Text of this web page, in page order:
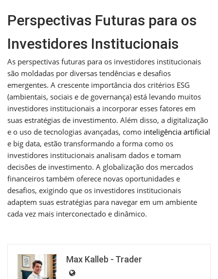
Perspectivas Futuras para os
Investidores Institucionais
As perspectivas futuras para os investidores institucionais
são moldadas por diversas tendências e desafios
emergentes. A crescente importância dos critérios ESG
(ambientais, sociais e de governança) está levando muitos
investidores institucionais a incorporar esses fatores em
suas estratégias de investimento. Além disso, a digitalização
e o uso de tecnologias avançadas, como inteligência artificial
e big data, estão transformando a forma como os
investidores institucionais analisam dados e tomam
decisões de investimento. A globalização dos mercados
financeiros também oferece novas oportunidades e
desafios, exigindo que os investidores institucionais
adaptem suas estratégias para navegar em um ambiente
cada vez mais interconectado e dinâmico.
Max Kalleb - Trader